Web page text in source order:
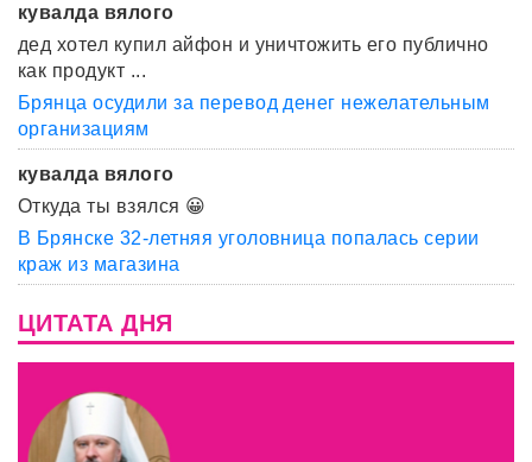
кувалда вялого
дед хотел купил айфон и уничтожить его публично
как продукт ...
Брянца осудили за перевод денег нежелательным
организациям
кувалда вялого
Откуда ты взялся 😀
В Брянске 32-летняя уголовница попалась серии
краж из магазина
ЦИТАТА ДНЯ